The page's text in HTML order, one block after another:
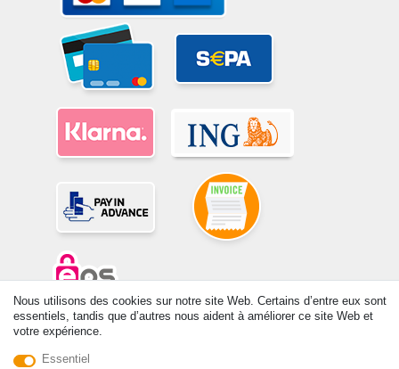
© Copyright 2026 | Tous droits réservés. -Tous droits réservés – Les
en Euros TTC. Les conditions s’appliquent aux livraisons en France !
Nous utilisons des cookies sur notre site Web. Certains d’entre eux sont
essentiels, tandis que d’autres nous aident à améliorer ce site Web et
votre expérience.
Essentiel